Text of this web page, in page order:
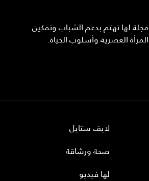
مجلة لها تهتم بدعم الشباب وتمكين
المرأة العصرية وأسلوب الحياة.
لايف ستايل
صحة ورشاقة
لها فيديو